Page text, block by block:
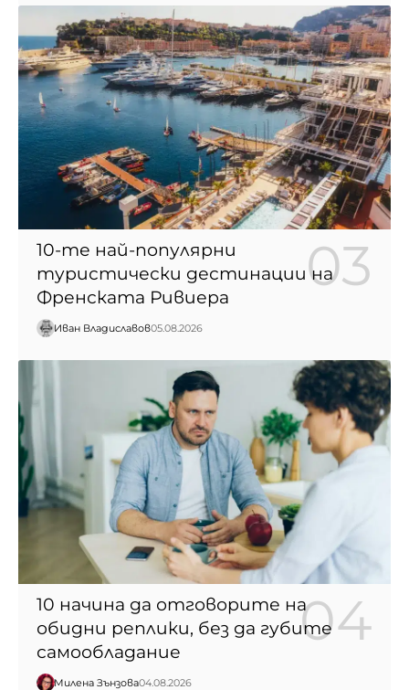
10-те най-популярни
туристически дестинации на
Френската Ривиера
Иван Владиславов05.08.2026
10 начина да отговорите на
обидни реплики, без да губите
самообладание
Милена Зънзова04.08.2026